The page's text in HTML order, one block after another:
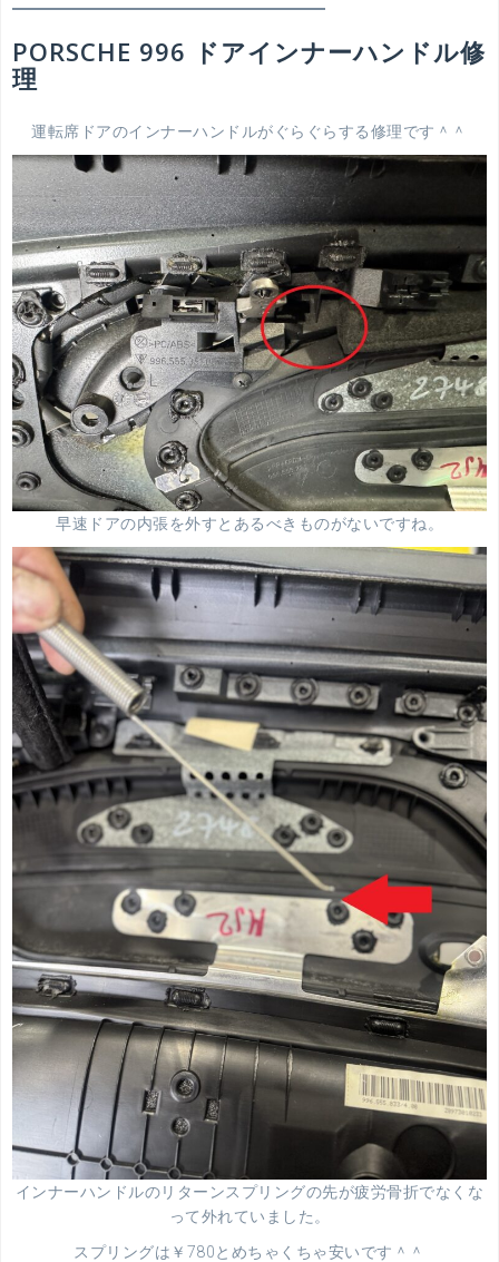
PORSCHE 996 ドアインナーハンドル修
理
運転席ドアのインナーハンドルがぐらぐらする修理です＾＾
早速ドアの内張を外すとあるべきものがないですね。
インナーハンドルのリターンスプリングの先が疲労骨折でなくな
って外れていました。
スプリングは￥780とめちゃくちゃ安いです＾＾